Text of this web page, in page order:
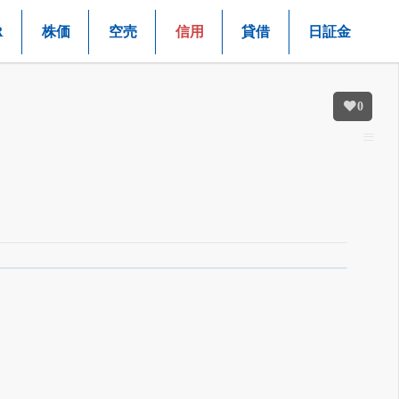
株価 空売 信用 貸借 日証金
0